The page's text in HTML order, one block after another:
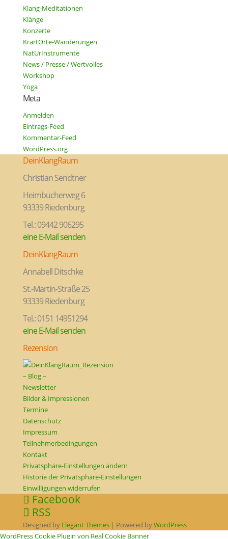
Klang-Meditationen
Klänge
Konzerte
KrartOrte-Wanderungen
NatUrInstrumente
News / Presse / Wertvolles
Workshop
Yoga
Meta
Anmelden
Eintrags-Feed
Kommentar-Feed
WordPress.org
DeinKlangRaum
Christian Sendtner
Heimbucherweg 6
93339 Riedenburg
Tel.: 09442 906295
eine E-Mail senden
DeinKlangRaum
Annabell Ditschke
St.-Martin-Straße 25
93339 Riedenburg
Tel.: 0151 14951294
eine E-Mail senden
Rezension
– Blog –
Newsletter
Bilder & Impressionen
Termine
Datenschutz
Impressum
Teilnehmerbedingungen
Kontakt
Privatsphäre-Einstellungen ändern
Historie der Privatsphäre-Einstellungen
Einwilligungen widerrufen
Facebook
RSS
Designed by Elegant Themes| Powered byWordPress
WordPress Cookie Plugin von Real Cookie Banner